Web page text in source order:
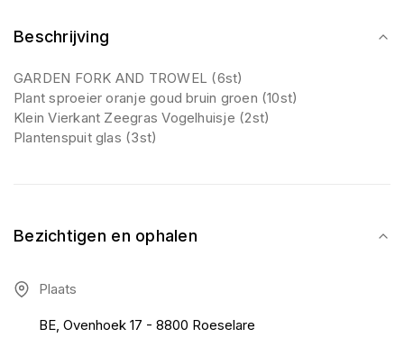
Beschrijving
GARDEN FORK AND TROWEL (6st)
Plant sproeier oranje goud bruin groen (10st)
Klein Vierkant Zeegras Vogelhuisje (2st)
Plantenspuit glas (3st)
Bezichtigen en ophalen
Plaats
BE, Ovenhoek 17 - 8800 Roeselare